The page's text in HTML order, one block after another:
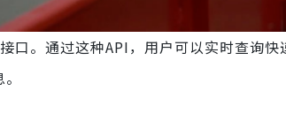
口。通过这种API，用户可以实时查询快